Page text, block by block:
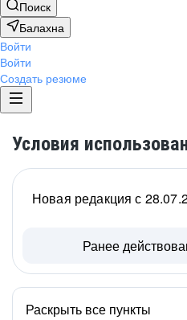
Поиск
Балахна
Войти
Войти
Создать резюме
Условия
Новая редакция с
Ранее
Раскрыть все пункты